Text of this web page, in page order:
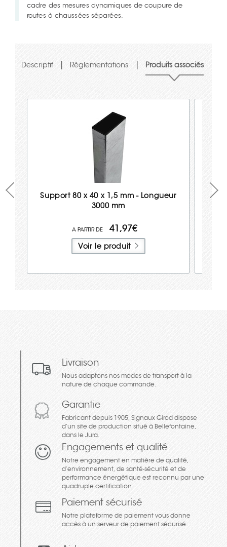
cadre des mesures dynamiques de coupure de
routes à chaussées séparées.
Descriptif | Réglementations | Produits associés
Support 80 x 40 x 1,5 mm - Longueur
3000 mm
41,97€
Voir le produit
Livraison
Nous adaptons nos modes de transport à la
nature de chaque commande.
Garantie
Fabricant depuis 1905, Signaux Girod dispose
d’un site de production situé à Bellefontaine,
dans le Jura.
Engagements et qualité
Notre engagement en matière de qualité,
d’environnement, de santé-sécurité et de
performance énergétique est reconnu par une
quadruple certification.
Paiement sécurisé
Notre plateforme de paiement vous donne
accès à un serveur de paiement sécurisé.